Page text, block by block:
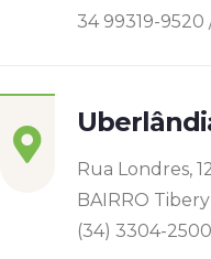
34 99319-9520
Rua Londres,
BAIRRO Tibery
(34) 3304-